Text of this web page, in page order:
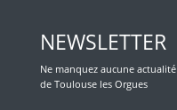
NEWSLETTER
Ne manquez aucune actualité
de Toulouse les Orgues